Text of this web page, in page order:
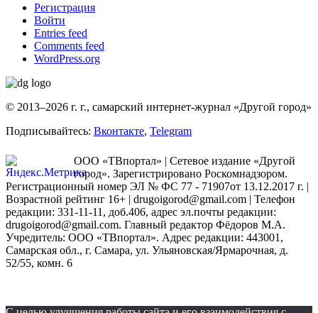
Регистрация
Войти
Entries feed
Comments feed
WordPress.org
© 2013–2026 г. г., самарский интернет-журнал «Другой город»
Подписывайтесь: Вконтакте, Telegram
ООО «ТВпортал» | Сетевое издание «Другой
город». Зарегистрировано Роскомнадзором.
Регистрационный номер ЭЛ № ФС 77 - 71907от 13.12.2017 г. |
Возрастной рейтинг 16+ | drugoigorod@gmail.com | Телефон
редакции: 331-11-11, доб.406, адрес эл.почты редакции:
drugoigorod@gmail.com. Главный редактор Фёдоров М.А.
Учредитель: ООО «ТВпортал». Адрес редакции: 443001,
Самарская обл., г. Самара, ул. Ульяновская/Ярмарочная, д.
52/55, комн. 6